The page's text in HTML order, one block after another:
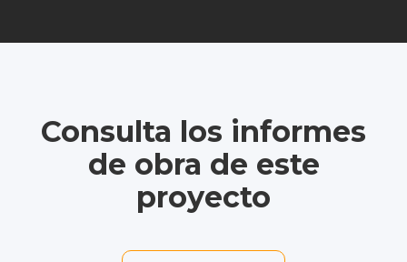
Consulta los informes
de obra de este
proyecto